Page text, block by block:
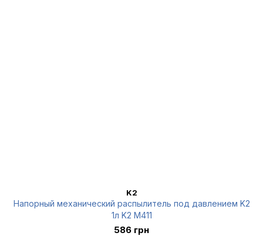
K2
Напорный механический распылитель под давлением K2
1л K2 M411
586 грн